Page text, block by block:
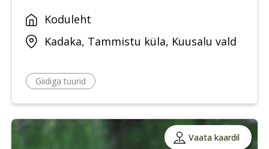
Koduleht
Kadaka, Tammistu küla, Kuusalu vald
Giidiga tuurid
Vaata kaardil